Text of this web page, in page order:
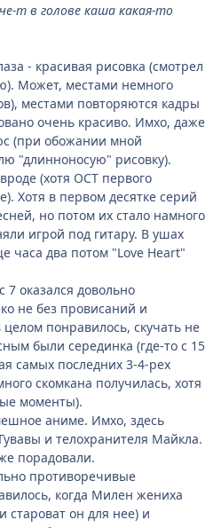
т в голове каша какая-то
- красивая рисовка (смотрел
Может, местами немного
местами повторяются кадры
очень красиво. Имхо, даже
(при обожании мной
"длинноносую" рисовку).
(хотя ОСТ первого
Хотя в первом десятке серий
но потом их стало намного
игрой под гитару. В ушах
часа два потом "Love Heart"
оказался довольно
не без провисаний и
понравилось, скучать не
были серединка (где-то с 15
самых последних 3-4-рех
скомкана получилась, хотя
моменты).
аниме. Имхо, здесь
и телохранителя Майкла.
порадовали.
противоречивые
когда Милен жениха
староват он для нее) и